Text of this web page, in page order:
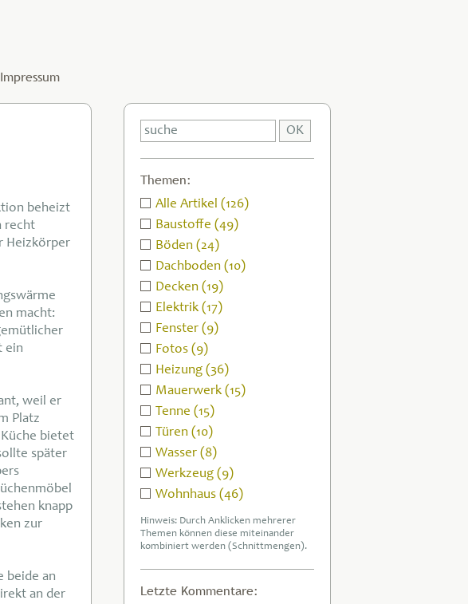
Impressum
beheizt
recht
Heizkörper
macht:
ein
weil er
Platz
bietet
später
knapp
zur
beide an
an der
Themen:
Alle Artikel (126)
Baustoffe (49)
Böden (24)
Dachboden (10)
Decken (19)
Elektrik (17)
Fenster (9)
Fotos (9)
Heizung (36)
Mauerwerk (15)
Tenne (15)
Türen (10)
Wasser (8)
Werkzeug (9)
Wohnhaus (46)
Hinweis: Durch Anklicken mehrerer
Themen können diese miteinander
kombiniert werden (Schnittmengen).
Letzte Kommentare: